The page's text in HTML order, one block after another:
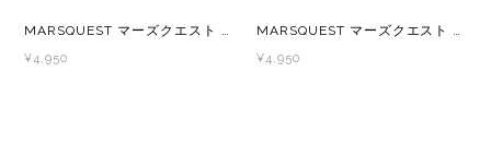
MARSQUEST マーズクエスト Momentum 偏光レンズ スポーツサングラス CarbonBK×NeonGold M09
¥4,950
MARSQUEST マーズクエスト Momentum 偏光レンズ スポーツサングラス Black×ClearYellow M102C
¥4,950